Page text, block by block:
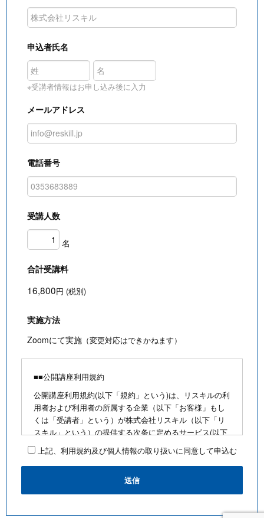
申込者氏名
※受講者情報はお申し込み後に入力
メールアドレス
電話番号
受講人数
名
合計受講料
16,800円 (税別)
実施方法
Zoomにて実施 （変更対応はできかねます）
■■公開講座利用規約
公開講座利用規約(以下「規約」という)は、リスキルの利
用者および利用者の所属する企業（以下「お客様」もし
くは「受講者」という）が株式会社リスキル（以下「リ
スキル」という）の提供する次条に定めるサービス(以下
「公開講座」という)を利用するにあたり、お客様に遵守
していただく事項を定めたものです。
■公開講座お申込みにあたって
・最少催行人数を満たさないなど合理的な事由がある場
とします
上記、利用規約及び個人情報の取り扱いに同意して申込む